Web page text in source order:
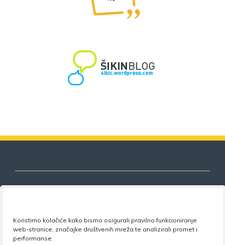
Koristimo kolačiće kako bismo osigurali pravilno funkcioniranje
web-stranice, značajke društvenih mreža te analizirali promet i
performanse.
Nezavisni sindikat znanosti i visokog
obrazovanja